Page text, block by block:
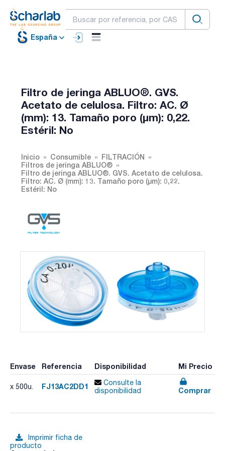
España
Filtro de jeringa ABLUO®. GVS.
Acetato de celulosa. Filtro: AC. Ø
(mm): 13. Tamaño poro (µm): 0,22.
Estéril: No
Inicio Consumible
FILTRACIÓN
Filtros de jeringa ABLUO®
Filtro de jeringa ABLUO®. GVS. Acetato de celulosa.
Filtro: AC. Ø (mm): 13. Tamaño poro (µm): 0,22.
Estéril: No
Envase Referencia Disponibilidad Mi Precio
x 500u. FJ13AC2DD1
Consulte la
disponibilidad
Comprar
Imprimir ficha de
producto